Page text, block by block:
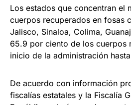
Los estados que concentran el
cuerpos recuperados en fosas
Jalisco, Sinaloa, Colima,
65.9 por ciento de los cuerpos
inicio de la administración
De acuerdo con información
fiscalías estatales y la Fiscalía